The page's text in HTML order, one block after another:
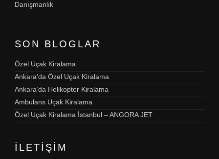
Danışmanlık
SON BLOGLAR
Özel Uçak Kiralama
Ankara’da Özel Uçak Kiralama
Ankara’da Helikopter Kiralama
Ambulans Uçak Kiralama
Özel Uçak Kiralama İstanbul – ANGORA JET
İLETIŞIM